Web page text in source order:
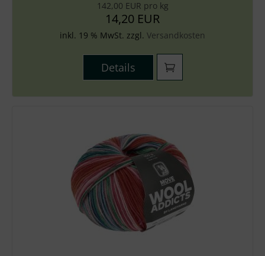
142,00 EUR pro kg
14,20 EUR
inkl. 19 % MwSt. zzgl. Versandkosten
Details